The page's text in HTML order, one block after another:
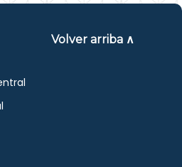
Volver arriba ∧